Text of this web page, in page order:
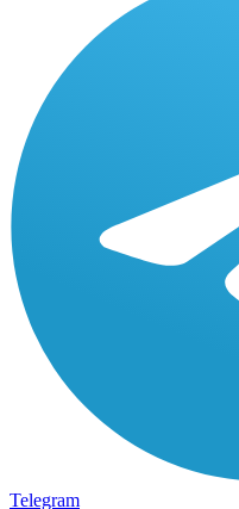
Telegram